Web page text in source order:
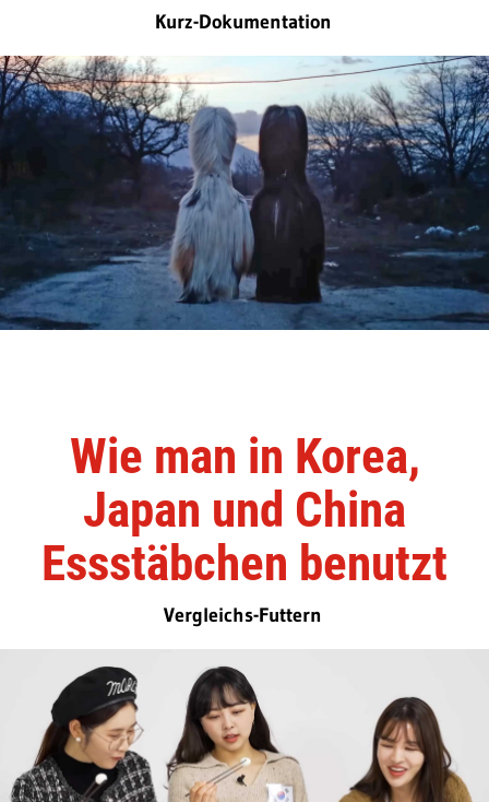
Kurz-Dokumentation
Wie man in Korea,
Japan und China
Essstäbchen benutzt
Vergleichs-Futtern